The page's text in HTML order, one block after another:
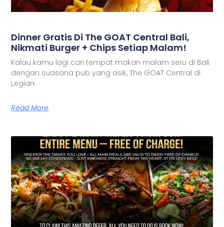
Dinner Gratis Di The GOAT Central Bali,
Nikmati Burger + Chips Setiap Malam!
Kalau kamu lagi cari tempat makan malam seru di Bali
dengan suasana pub yang asik, The GOAT Central di
Legian
Read More